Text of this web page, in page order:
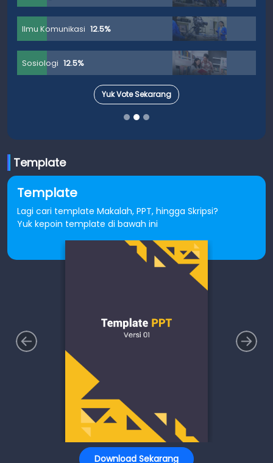
Ilmu Komunikasi 12.5%
Sosiologi 12.5%
Yuk Vote Sekarang
Template
Template
Lagi cari template Makalah, PPT, hingga Skripsi?
Yuk kepoin template di bawah ini
Download Sekarang